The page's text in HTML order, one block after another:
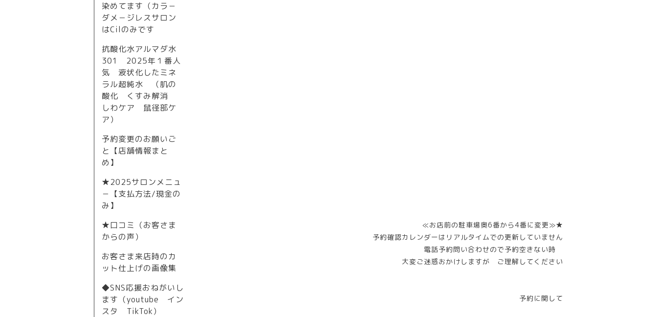
≪お店前の駐車場奥6番から4番に変更≫★
予約確認カレンダーはリアルタイムでの更新していません
電話予約問い合わせので予約空きない時
大変ご迷惑おかけしますが ご理解してください
予約に関して
染めてます（カラ－
ダメ－ジレスサロン
はCilのみです
抗酸化水アルマダ水
301 2025年１番人
気 液状化したミネ
ラル超純水 （肌の
酸化 くすみ解消
しわケア 鼠径部ケ
ア）
予約変更のお願いご
と【店舗情報まと
め】
★2025サロンメニュ
－【支払方法/現金の
み】
★口コミ（お客さま
からの声）
お客さま来店時のカ
ット仕上げの画像集
◆SNS応援おねがいし
ます（youtube イン
スタ TikTok）